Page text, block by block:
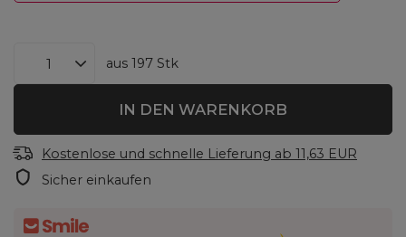
aus 197 Stk
IN DEN WARENKORB
Kostenlose und schnelle Lieferung ab 11,63 EUR
Sicher einkaufen